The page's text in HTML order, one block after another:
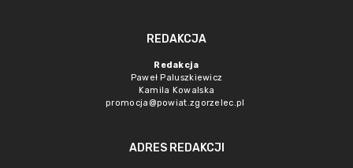
REDAKCJA
Redakcja
Paweł Paluszkiewicz
Kamila Kowalska
promocja@powiat.zgorzelec.pl
ADRES REDAKCJI